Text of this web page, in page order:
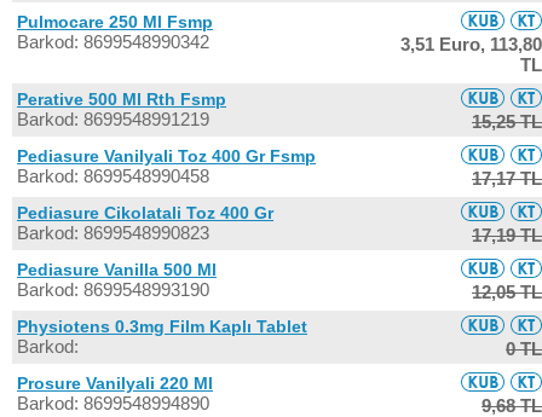
Pulmocare 250 Ml Fsmp
Barkod: 8699548990342 3,51 Euro, 113,80
TL
Perative 500 Ml Rth Fsmp
Barkod: 8699548991219 15,25 TL
Pediasure Vanilyali Toz 400 Gr Fsmp
Barkod: 8699548990458 17,17 TL
Pediasure Cikolatali Toz 400 Gr
Barkod: 8699548990823 17,19 TL
Pediasure Vanilla 500 Ml
Barkod: 8699548993190 12,05 TL
Physiotens 0.3mg Film Kaplı Tablet
Barkod: 0 TL
Prosure Vanilyali 220 Ml
Barkod: 8699548994890 9,68 TL